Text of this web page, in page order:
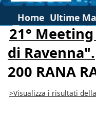
Home Ultime
21°
di Ravenna".
200 RANA
>Visualizza i risultati